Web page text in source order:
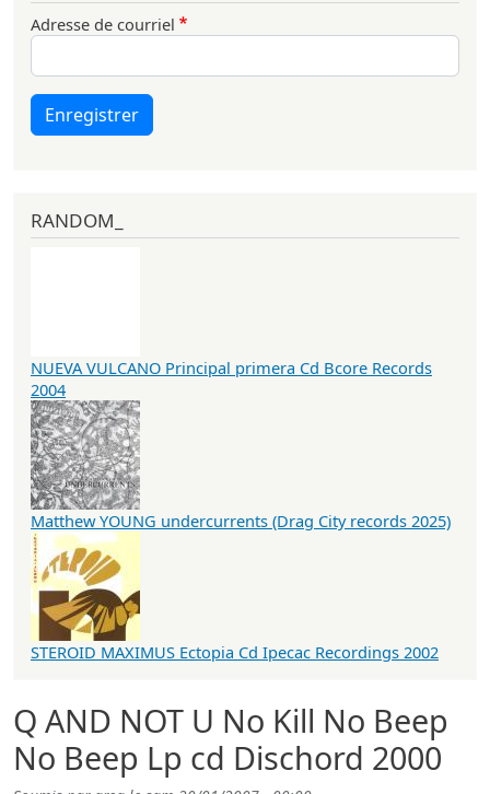
Q AND NOT U No Kill No Beep
No Beep Lp cd Dischord 2000
Adresse de courriel
Enregistrer
RANDOM_
NUEVA VULCANO Principal primera Cd Bcore Records
2004
Matthew YOUNG undercurrents (Drag City records 2025)
STEROID MAXIMUS Ectopia Cd Ipecac Recordings 2002